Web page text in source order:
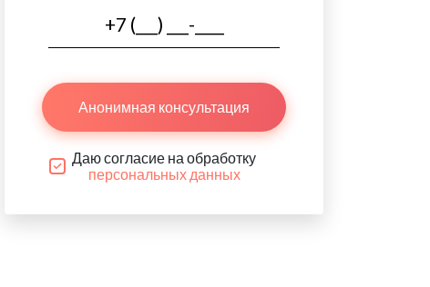
Анонимная консультация
Даю согласие на обработку
персональных данных